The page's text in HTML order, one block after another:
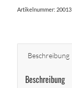
Artikelnummer: 20013
Beschreibung
Beschreibung